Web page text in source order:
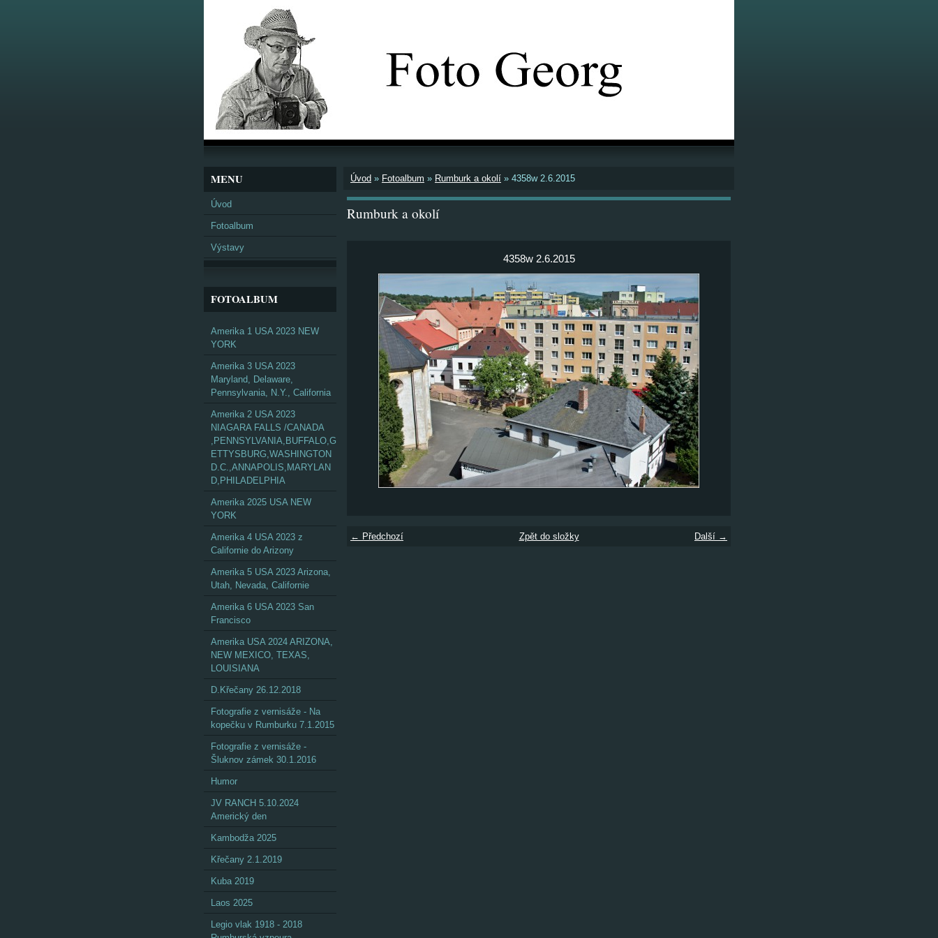
Úvod » Fotoalbum » Rumburk a okolí » 4358w 2.6.2015
Rumburk a okolí
4358w 2.6.2015
← Předchozí Další →
Zpět do složky
MENU
Úvod
Fotoalbum
Výstavy
FOTOALBUM
Amerika 1 USA 2023 NEW
YORK
Amerika 3 USA 2023
Maryland, Delaware,
Pennsylvania, N.Y., California
Amerika 2 USA 2023
NIAGARA FALLS /CANADA
,PENNSYLVANIA,BUFFALO,G
ETTYSBURG,WASHINGTON
D.C.,ANNAPOLIS,MARYLAN
D,PHILADELPHIA
Amerika 2025 USA NEW
YORK
Amerika 4 USA 2023 z
Californie do Arizony
Amerika 5 USA 2023 Arizona,
Utah, Nevada, Californie
Amerika 6 USA 2023 San
Francisco
Amerika USA 2024 ARIZONA,
NEW MEXICO, TEXAS,
LOUISIANA
D.Křečany 26.12.2018
Fotografie z vernisáže - Na
kopečku v Rumburku 7.1.2015
Fotografie z vernisáže -
Šluknov zámek 30.1.2016
Humor
JV RANCH 5.10.2024
Americký den
Kambodža 2025
Křečany 2.1.2019
Kuba 2019
Laos 2025
Legio vlak 1918 - 2018